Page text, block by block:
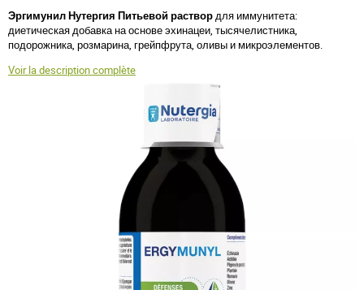
Эргимунил Нутергия Питьевой раствордля иммунитета:
диетическая добавка на основе эхинацеи, тысячелистника,
подорожника, розмарина, грейпфрута, оливы и микроэлементов.
Voir la description complète